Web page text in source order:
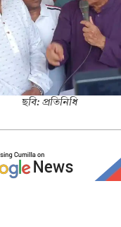
ছবি: প্রতিনিধি